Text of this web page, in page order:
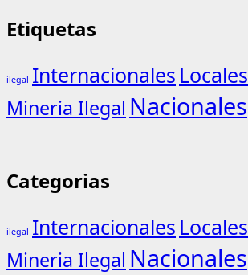
Etiquetas
ilegal Internacionales Locales
Mineria Ilegal Nacionales
Categorias
ilegal Internacionales Locales
Mineria Ilegal Nacionales